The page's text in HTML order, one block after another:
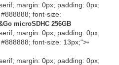
margin: 0px; padding: 0px;
font-size:
microSDHC 256GB
margin: 0px; padding: 0px;
font-size: 13px;">•
margin: 0px; padding: 0px;